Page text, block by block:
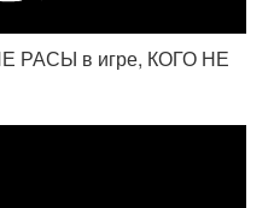
РАСЫ в игре, КОГО НЕ